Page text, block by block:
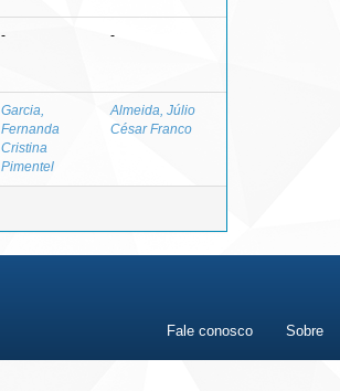
- -
Garcia,
Fernanda
Cristina
Pimentel
Almeida, Júlio
César Franco
Fale conosco Sobre